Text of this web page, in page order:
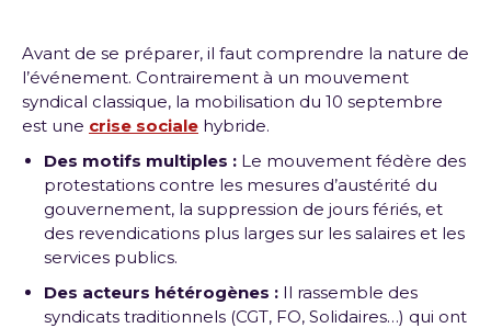
Avant de se préparer, il faut comprendre la nature de
l’événement. Contrairement à un mouvement
syndical classique, la mobilisation du 10 septembre
est une crise sociale hybride.
Des motifs multiples : Le mouvement fédère des
protestations contre les mesures d’austérité du
gouvernement, la suppression de jours fériés, et
des revendications plus larges sur les salaires et les
services publics.
Des acteurs hétérogènes : Il rassemble des
syndicats traditionnels (CGT, FO, Solidaires…) qui ont